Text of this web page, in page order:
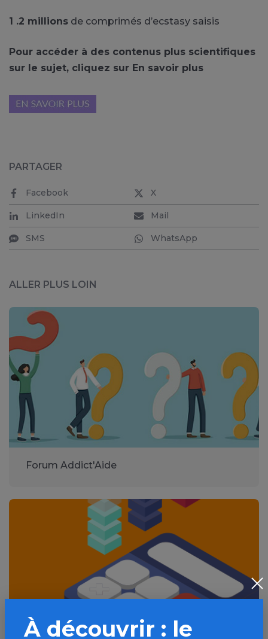
1 .2 millions de comprimés d’ecstasy saisis
Pour accéder à des contenus plus scientifiques
sur le sujet, cliquez sur En savoir plus
PARTAGER
Facebook X
LinkedIn Mail
SMS WhatsApp
ALLER PLUS LOIN
Forum Addict'Aide
À découvrir : le